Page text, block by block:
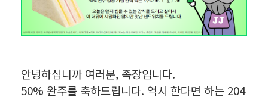
안녕하십니까 여러분, 족장입니다.
50% 완주를 축하드립니다. 역시 한다면 하는 204